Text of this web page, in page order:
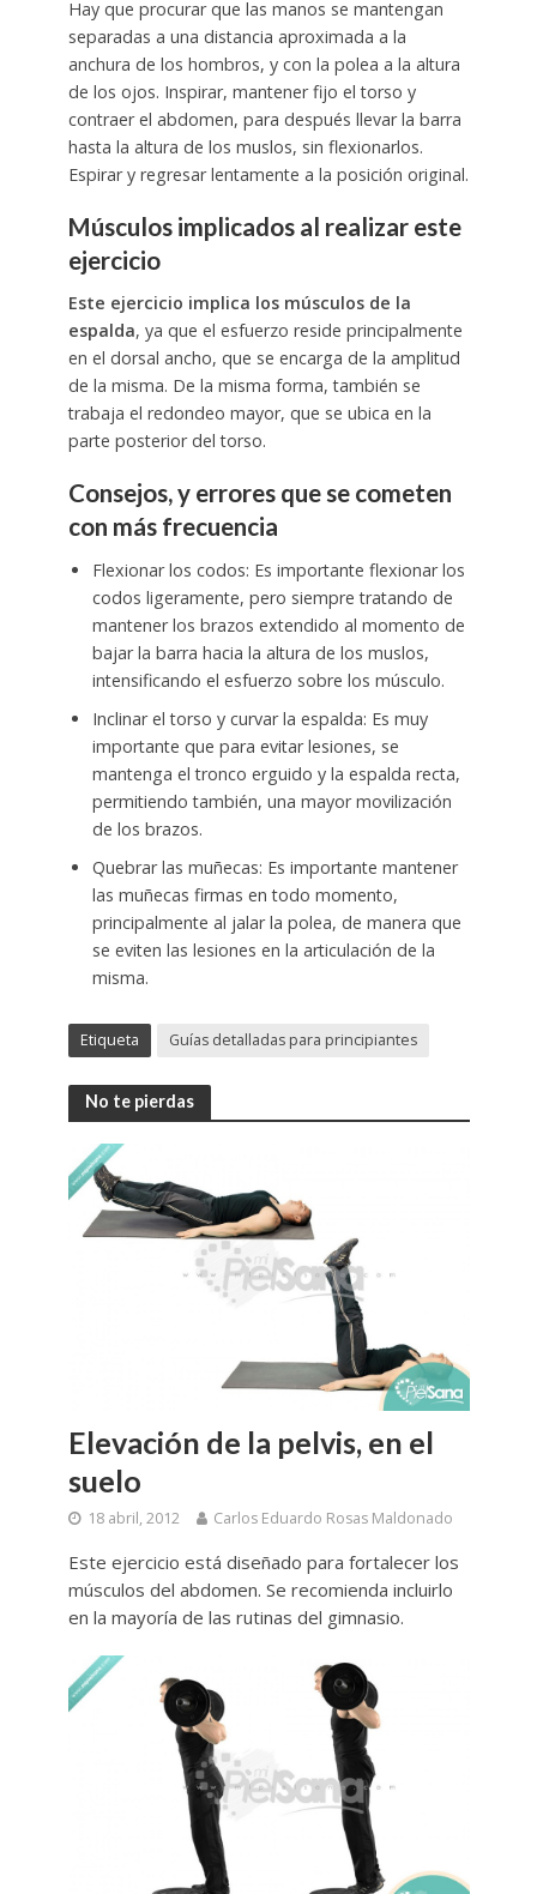
Hay que procurar que las manos se mantengan
separadas a una distancia aproximada a la
anchura de los hombros, y con la polea a la altura
de los ojos. Inspirar, mantener fijo el torso y
contraer el abdomen, para después llevar la barra
hasta la altura de los muslos, sin flexionarlos.
Espirar y regresar lentamente a la posición original.
Músculos implicados al realizar este
ejercicio
Este ejercicio implica los músculos de la
espalda, ya que el esfuerzo reside principalmente
en el dorsal ancho, que se encarga de la amplitud
de la misma. De la misma forma, también se
trabaja el redondeo mayor, que se ubica en la
parte posterior del torso.
Consejos, y errores que se cometen
con más frecuencia
Flexionar los codos: Es importante flexionar los
codos ligeramente, pero siempre tratando de
mantener los brazos extendido al momento de
bajar la barra hacia la altura de los muslos,
intensificando el esfuerzo sobre los músculo.
Inclinar el torso y curvar la espalda: Es muy
importante que para evitar lesiones, se
mantenga el tronco erguido y la espalda recta,
permitiendo también, una mayor movilización
de los brazos.
Quebrar las muñecas: Es importante mantener
las muñecas firmas en todo momento,
principalmente al jalar la polea, de manera que
se eviten las lesiones en la articulación de la
misma.
Etiqueta Guías detalladas para principiantes
No te pierdas
Elevación de la pelvis, en el
suelo
18 abril, 2012 Carlos Eduardo Rosas Maldonado
Este ejercicio está diseñado para fortalecer los
músculos del abdomen. Se recomienda incluirlo
en la mayoría de las rutinas del gimnasio.